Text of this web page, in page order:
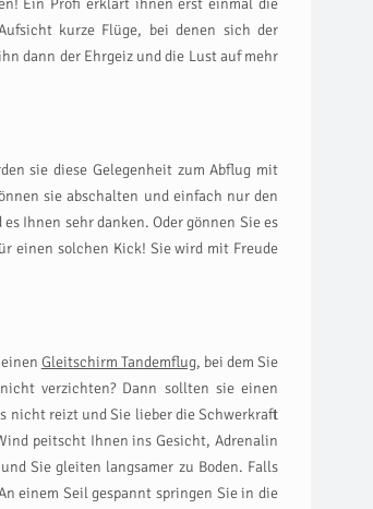
Ein Profi erklärt ihnen erst einmal die
kurze Flüge, bei denen sich der
dann der Ehrgeiz und die Lust auf mehr
sie diese Gelegenheit zum Abflug mit
sie abschalten und einfach nur den
Ihnen sehr danken. Oder gönnen Sie es
einen solchen Kick! Sie wird mit Freude
Gleitschirm Tandemflug, bei dem Sie
verzichten? Dann sollten sie einen
nicht reizt und Sie lieber die Schwerkraft
peitscht Ihnen ins Gesicht, Adrenalin
Sie gleiten langsamer zu Boden. Falls
einem Seil gespannt springen Sie in die